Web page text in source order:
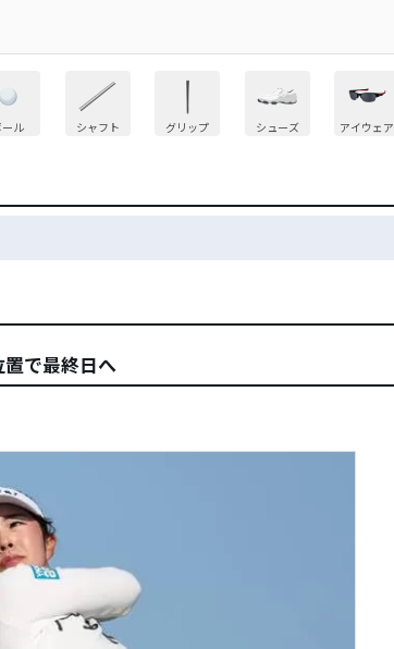
ル シャフト グリップ シューズ アイウェア
で最終日へ